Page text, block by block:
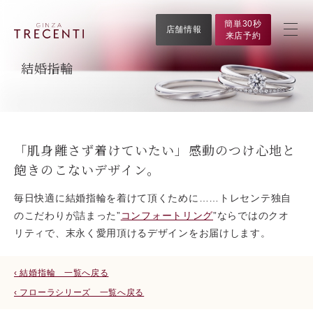
店舗情報
簡単30秒
来店予約
結婚指輪
「肌身離さず着けていたい」感動のつけ心地と
飽きのこないデザイン。
毎日快適に結婚指輪を着けて頂くために……トレセンテ独自
のこだわりが詰まった”コンフォートリング”ならではのクオ
リティで、末永く愛用頂けるデザインをお届けします。
‹ 結婚指輪 一覧へ戻る
‹ フローラシリーズ 一覧へ戻る